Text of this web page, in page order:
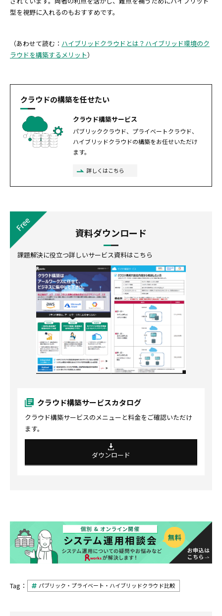
型を視野に入れるのもおすすめです。
（あわせて読む： ハイブリッドクラウドとは？ハイブリッド環境のク
ラウドを構築するメリット）
クラウドの構築を任せたい
クラウド構築サービス
パブリッククラウド、プライベートクラウド、
ハイブリッドクラウドの構築をお任せいただけ
ます。
詳しくはこちら
資料ダウンロード
課題解決に役立つ詳しいサービス資料はこちら
クラウド構築サービスカタログ
クラウド構築サービスのメニューと料金をご確認いただけ
ます。
ダウンロード
Tag： パブリック・プライベート・ハイブリッドクラウド比較